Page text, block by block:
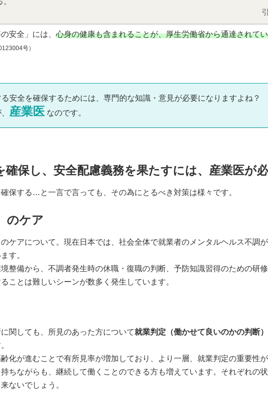
安全」には、 心身の健康も含まれることが、厚生労働省から通達されて
号）
安全を確保するためには、専門的な知識・意見が必要になりますよね？
産業医 なのです。
保し、安全配慮義務を果たすには、産業医が
保する…と一言で言っても、その為にとるべき対策は様々です。
のケア
ケアについて。現在日本では、社会全体で就業者のメンタルヘルス不調
す。
整備から、不調者発生時の休職・復職の判断、予防知識習得のための研
ことは難しいシーンが数多く発生しています。
関しても、所見のあった方について就業判定（働かせて良いのかの判断）
化が進むことで有所見率が増加しており、より一層、就業判定の重要性
ちながらも、継続して働くことのできる方も増えています。それぞれの
ないでしょう。